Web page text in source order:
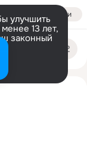
Войти
улучшить
13 лет,
законный